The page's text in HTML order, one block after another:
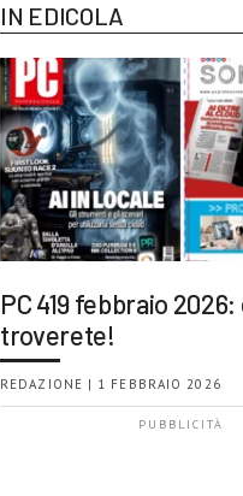
IN EDICOLA
PC 419 febbraio
troverete!
REDAZIONE | 1 FEBBRAIO 2026